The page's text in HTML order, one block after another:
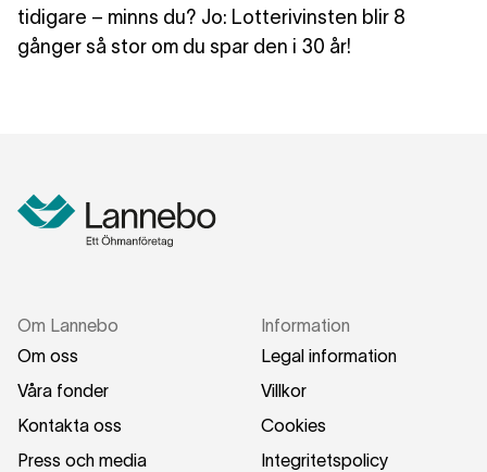
tidigare – minns du? Jo: Lotterivinsten blir 8
gånger så stor om du spar den i 30 år!
Om Lannebo
Om oss
Våra fonder
Kontakta oss
Press och media
Information
Legal information
Villkor
Cookies
Integritetspolicy